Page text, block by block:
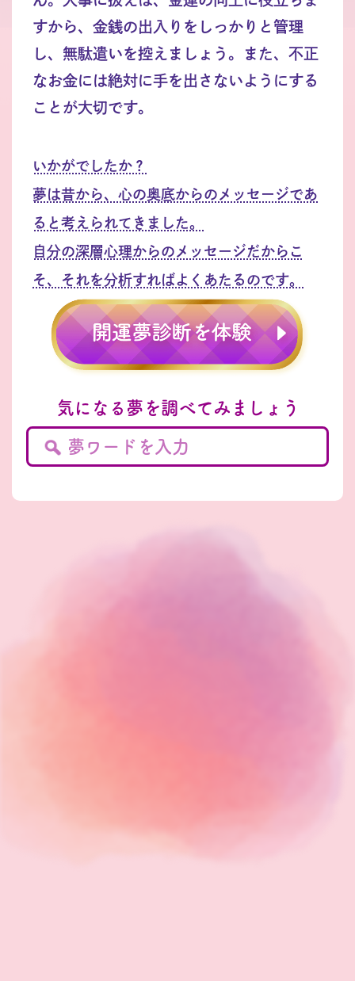
すから、金銭の出入りをしっかりと管理
し、無駄遣いを控えましょう。また、不正
なお金には絶対に手を出さないようにする
ことが大切です。
いかがでしたか？
夢は昔から、心の奥底からのメッセージであ
ると考えられてきました。
自分の深層心理からのメッセージだからこ
そ、それを分析すればよくあたるのです。
気になる夢を調べてみましょう